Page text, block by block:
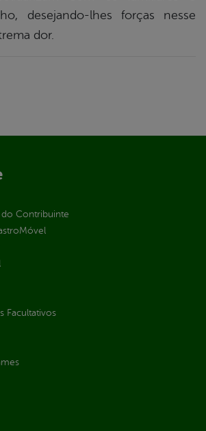
desejando-lhes forças nesse
dor.
Contribuinte
Facultativos